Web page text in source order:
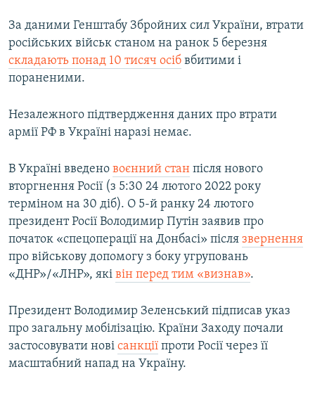
За даними Генштабу Збройних сил України, втрати
російських військ станом на ранок 5 березня
складають понад 10 тисяч осіб вбитими і
пораненими.
Незалежного підтвердження даних про втрати
армії РФ в Україні наразі немає.
В Україні введено воєнний стан після нового
вторгнення Росії (з 5:30 24 лютого 2022 року
терміном на 30 діб). О 5-й ранку 24 лютого
президент Росії Володимир Путін заявив про
початок «спецоперації на Донбасі» після звернення
про військову допомогу з боку угруповань
«ДНР»/«ЛНР», які він перед тим «визнав».
Президент Володимир Зеленський підписав указ
про загальну мобілізацію. Країни Заходу почали
застосовувати нові санкції проти Росії через її
масштабний напад на Україну.